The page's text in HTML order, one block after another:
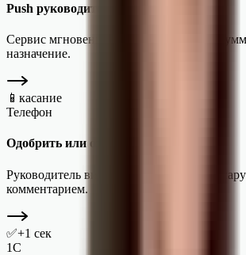
Push руководителю
Сервис мгновенно шлёт уведомление:
назначение.
📱 касание
Телефон
Одобрить или отклонить
Руководитель видит детали и решает в
комментарием.
✅+1 сек
1С